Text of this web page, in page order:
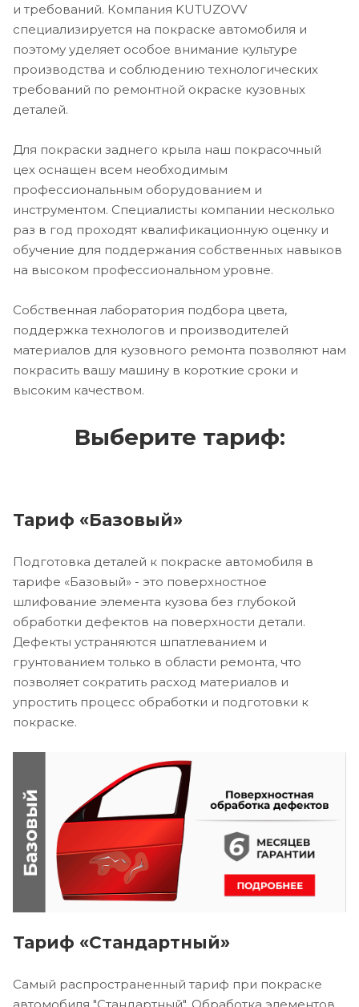
и требований. Компания KUTUZOVV
специализируется на покраске автомобиля и
поэтому уделяет особое внимание культуре
производства и соблюдению технологических
требований по ремонтной окраске кузовных
деталей.
Для покраски заднего крыла наш покрасочный
цех оснащен всем необходимым
профессиональным оборудованием и
инструментом. Специалисты компании несколько
раз в год проходят квалификационную оценку и
обучение для поддержания собственных навыков
на высоком профессиональном уровне.
Собственная лаборатория подбора цвета,
поддержка технологов и производителей
материалов для кузовного ремонта позволяют нам
покрасить вашу машину в короткие сроки и
высоким качеством.
Выберите тариф:
Тариф «Базовый»
Подготовка деталей к покраске автомобиля в
тарифе «Базовый» - это поверхностное
шлифование элемента кузова без глубокой
обработки дефектов на поверхности детали.
Дефекты устраняются шпатлеванием и
грунтованием только в области ремонта, что
позволяет сократить расход материалов и
упростить процесс обработки и подготовки к
покраске.
Тариф «Стандартный»
Самый распространенный тариф при покраске